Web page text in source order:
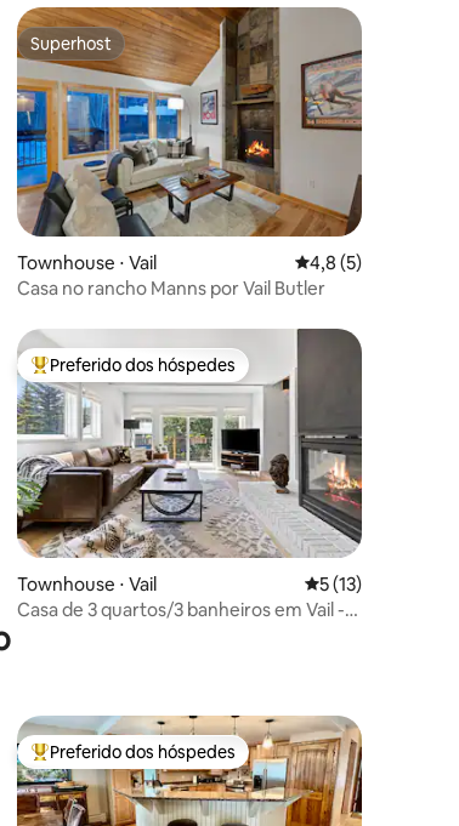
avaliação média de 5, 6 avaliações
Superhost
Superhost
Townhouse ⋅ Vail 4,8 de uma
4,8 (5)
Casa no rancho Manns por Vail Butler
avaliação média de 5, 45 avaliações
Entre os melhores preferidos dos hóspedes
Preferido dos hóspedes
Townhouse ⋅ Vail 5 de uma
5 (13)
Casa de 3 quartos/3 banheiros em Vail -
Entre os melhores preferidos dos hóspedes
Preferido dos hóspedes